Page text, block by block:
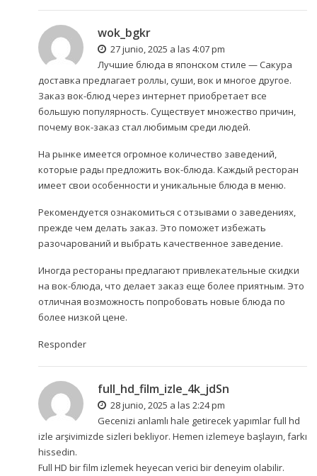
wok_bgkr
27 junio, 2025 a las 4:07 pm
Лучшие блюда в японском стиле —Сакура
доставка предлагает роллы, суши, вок и многое другое.
Заказ вок-блюд через интернет приобретает все
большую популярность. Существует множество причин,
почему вок-заказ стал любимым среди людей.
На рынке имеется огромное количество заведений,
которые рады предложить вок-блюда. Каждый ресторан
имеет свои особенности и уникальные блюда в меню.
Рекомендуется ознакомиться с отзывами о заведениях,
прежде чем делать заказ. Это поможет избежать
разочарований и выбрать качественное заведение.
Иногда рестораны предлагают привлекательные скидки
на вок-блюда, что делает заказ еще более приятным. Это
отличная возможность попробовать новые блюда по
более низкой цене.
Responder
full_hd_film_izle_4k_jdSn
28 junio, 2025 a las 2:24 pm
Gecenizi anlamlı hale getirecek yapımlarfull hd
izle arşivimizde sizleri bekliyor. Hemen izlemeye başlayın, farkı
hissedin.
Full HD bir film izlemek heyecan verici bir deneyim olabilir.